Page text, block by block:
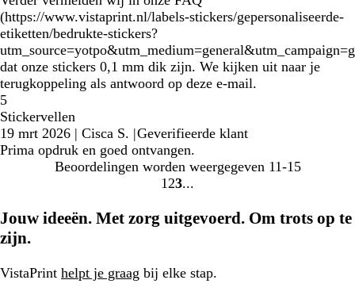
(https://www.vistaprint.nl/labels-stickers/gepersonaliseerde-
etiketten/bedrukte-stickers?
dat onze stickers 0,1 mm dik zijn. We kijken uit naar je
terugkoppeling als antwoord op deze e-mail.
5
Stickervellen
19 mrt 2026 | Cisca S. |Geverifieerde klant
Prima opdruk en goed ontvangen.
Beoordelingen worden weergegeven 11-15
Naar
1 Naar
2 Naar
3
Jouw ideeën. Met zorg uitgevoerd. Om trots op te
zijn.
VistaPrint helpt je graag bij elke stap.